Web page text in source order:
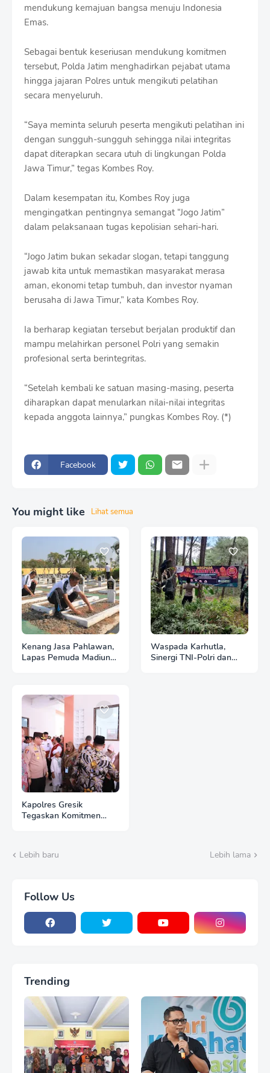
mendukung kemajuan bangsa menuju Indonesia
Emas.
Sebagai bentuk keseriusan mendukung komitmen
tersebut, Polda Jatim menghadirkan pejabat utama
hingga jajaran Polres untuk mengikuti pelatihan
secara menyeluruh.
“Saya meminta seluruh peserta mengikuti pelatihan ini
dengan sungguh-sungguh sehingga nilai integritas
dapat diterapkan secara utuh di lingkungan Polda
Jawa Timur,” tegas Kombes Roy.
Dalam kesempatan itu, Kombes Roy juga
mengingatkan pentingnya semangat “Jogo Jatim”
dalam pelaksanaan tugas kepolisian sehari-hari.
“Jogo Jatim bukan sekadar slogan, tetapi tanggung
jawab kita untuk memastikan masyarakat merasa
aman, ekonomi tetap tumbuh, dan investor nyaman
berusaha di Jawa Timur,” kata Kombes Roy.
Ia berharap kegiatan tersebut berjalan produktif dan
mampu melahirkan personel Polri yang semakin
profesional serta berintegritas.
“Setelah kembali ke satuan masing-masing, peserta
diharapkan dapat menularkan nilai-nilai integritas
kepada anggota lainnya,” pungkas Kombes Roy. (*)
Facebook
You might like Lihat semua
Kenang Jasa Pahlawan,
Lapas Pemuda Madiun
Waspada Karhutla,
Sinergi TNI-Polri dan
Kapolres Gresik
Tegaskan Komitmen
Lebih baru
Lebih lama
Follow Us
Trending